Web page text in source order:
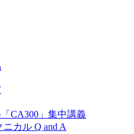
CA300」集中講義
カル Q and A